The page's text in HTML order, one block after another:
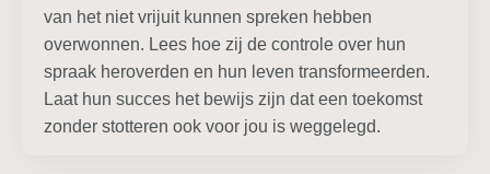
van het niet vrijuit kunnen spreken hebben
overwonnen. Lees hoe zij de controle over hun
spraak heroverden en hun leven transformeerden.
Laat hun succes het bewijs zijn dat een toekomst
zonder stotteren ook voor jou is weggelegd.